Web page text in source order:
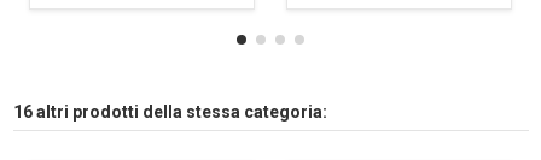
16 altri prodotti della stessa categoria: